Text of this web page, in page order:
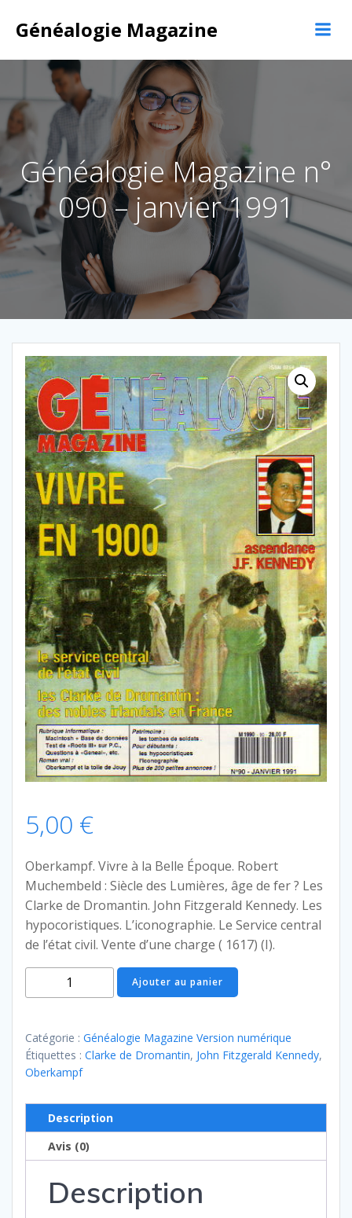
contenu
Généalogie Magazine
Généalogie Magazine n°
090 – janvier 1991
5,00 €
Oberkampf. Vivre à la Belle Époque. Robert
Muchembeld : Siècle des Lumières, âge de fer ? Les
Clarke de Dromantin. John Fitzgerald Kennedy. Les
hypocoristiques. L’iconographie. Le Service central
de l’état civil. Vente d’une charge ( 1617) (I).
quantité
de
Magazine
n°
090
janvier
1991
Ajouter au panier
Catégorie : Généalogie Magazine Version numérique
Étiquettes : Clarke de Dromantin, John Fitzgerald Kennedy,
Oberkampf
Description
Avis (0)
Description